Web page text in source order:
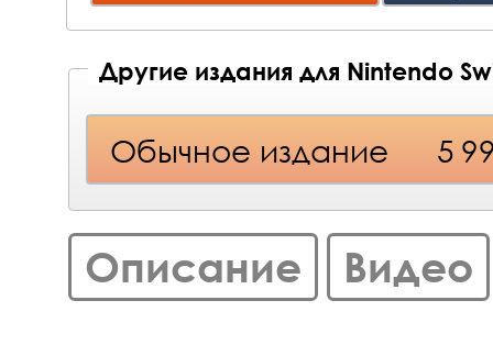
Другие издания для Nintendo
Обычное издание 5
Описание Видео